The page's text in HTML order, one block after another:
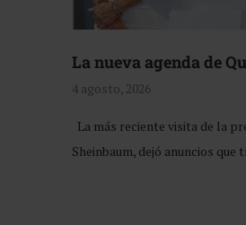
La nueva agenda de
4 agosto, 2026
La más reciente visita de la
Sheinbaum, dejó anuncios que